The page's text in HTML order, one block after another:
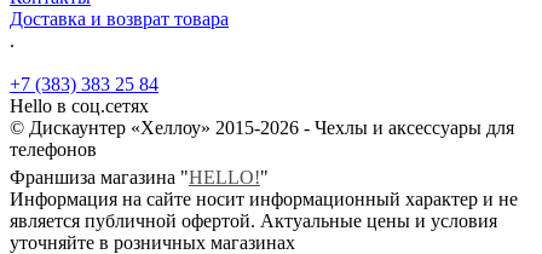
Доставка и возврат товара
.
+7 (383) 383 25 84
Hello в соц.сетях
© Дискаунтер «Хеллоу» 2015-2026 - Чехлы и аксессуары для
телефонов
Франшиза магазина "HELLO!"
Информация на сайте носит информационный характер и не
является публичной офертой. Актуальные цены и условия
уточняйте в розничных магазинах